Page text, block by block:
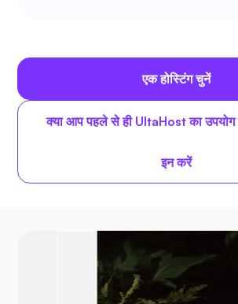
एक होस्टिंग चुनें
क्या आप पहले से ही UltaHost का उपयोग
इन करें